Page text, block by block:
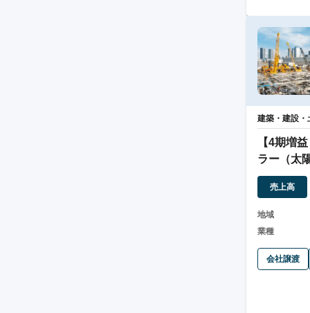
建築・建設・
【4期増
ラー（太
社
売上高
地域
業種
会社譲渡